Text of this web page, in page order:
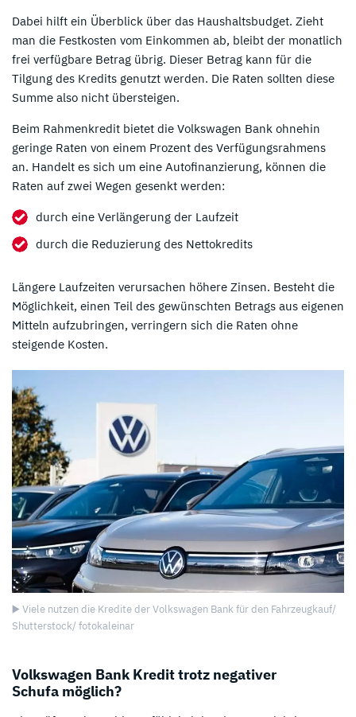
Dabei hilft ein Überblick über das Haushaltsbudget. Zieht
man die Festkosten vom Einkommen ab, bleibt der monatlich
frei verfügbare Betrag übrig. Dieser Betrag kann für die
Tilgung des Kredits genutzt werden. Die Raten sollten diese
Summe also nicht übersteigen.
Beim Rahmenkredit bietet die Volkswagen Bank ohnehin
geringe Raten von einem Prozent des Verfügungsrahmens
an. Handelt es sich um eine Autofinanzierung, können die
Raten auf zwei Wegen gesenkt werden:
durch eine Verlängerung der Laufzeit
durch die Reduzierung des Nettokredits
Längere Laufzeiten verursachen höhere Zinsen. Besteht die
Möglichkeit, einen Teil des gewünschten Betrags aus eigenen
Mitteln aufzubringen, verringern sich die Raten ohne
steigende Kosten.
▶️ Viele nutzen die Kredite der Volkswagen Bank für den Fahrzeugkauf/
Shutterstock/ fotokaleinar
Volkswagen Bank Kredit trotz negativer
Schufa möglich?